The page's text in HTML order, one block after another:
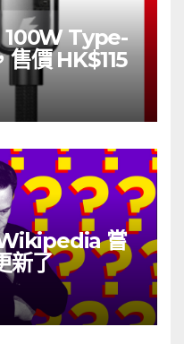
Type-
售價 HK$115
嘗
新了